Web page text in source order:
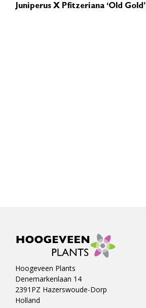
Juniperus X Pfitzeriana ‘Old Gold’
Hoogeveen Plants
Denemarkenlaan 14
2391PZ Hazerswoude-Dorp
Holland